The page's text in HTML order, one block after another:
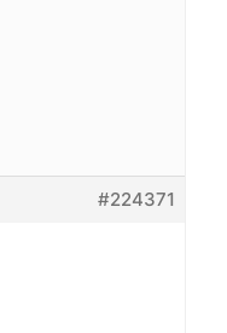
#224371